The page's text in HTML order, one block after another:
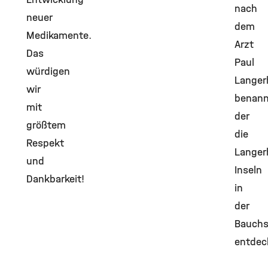
neuer
Medikamente.
Das
würdigen
wir
mit
größtem
Respekt
und
Dankbarkeit!
nach
dem
Arzt
Paul
der
die
Inseln
in
der